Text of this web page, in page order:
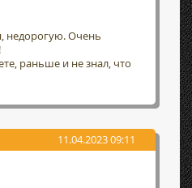
недорогую. Очень
раньше и не знал, что
11.04.2023 09:11